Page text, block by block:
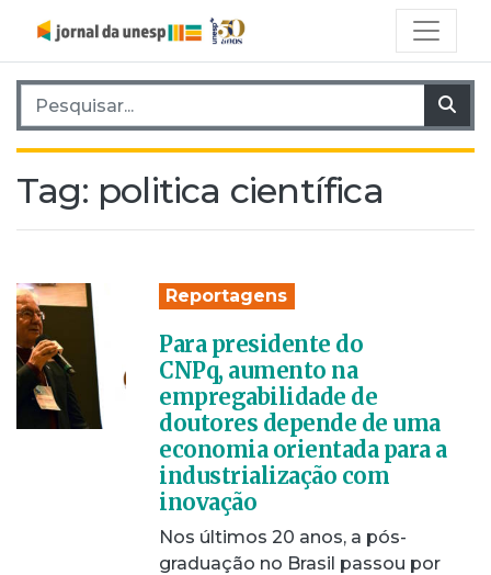
Pesquisar por:
Tag: politica científica
Reportagens
Para presidente do
CNPq, aumento na
empregabilidade de
doutores depende de uma
economia orientada para a
industrialização com
inovação
Nos últimos 20 anos, a pós-
graduação no Brasil passou por